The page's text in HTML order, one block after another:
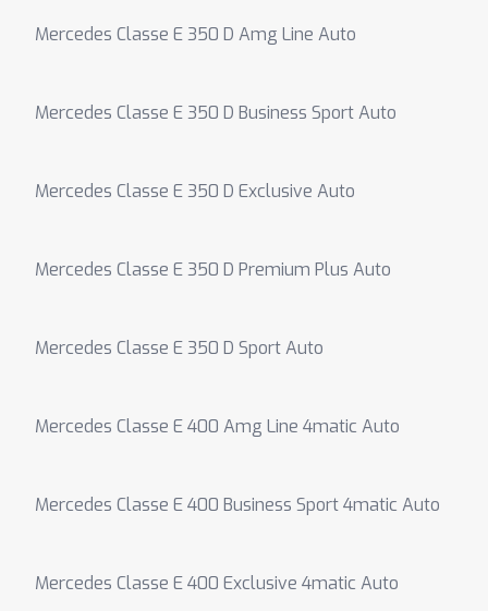
Mercedes Classe E 350 D Amg Line Auto
Mercedes Classe E 350 D Business Sport Auto
Mercedes Classe E 350 D Exclusive Auto
Mercedes Classe E 350 D Premium Plus Auto
Mercedes Classe E 350 D Sport Auto
Mercedes Classe E 400 Amg Line 4matic Auto
Mercedes Classe E 400 Business Sport 4matic Auto
Mercedes Classe E 400 Exclusive 4matic Auto